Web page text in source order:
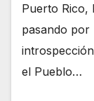
Puerto Rico,
pasando
el Pueblo…